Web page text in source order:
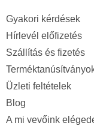
Gyakori kérdések
Hírlevél előfizetés
Szállítás és fizetés
Üzleti feltételek
Blog
A mi vevőink